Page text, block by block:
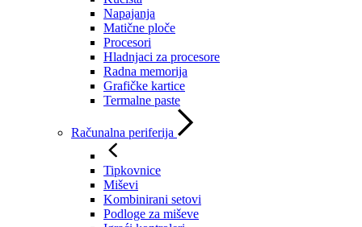
Napajanja
Matične ploče
Procesori
Hladnjaci za procesore
Radna memorija
Grafičke kartice
Termalne paste
Računalna periferija
Tipkovnice
Miševi
Kombinirani setovi
Podloge za miševe